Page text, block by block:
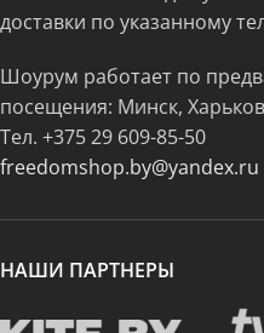
доставки по указанному
Шоурум работает по
посещения: Минск,
Тел. +375 29 609-85-50
freedomshop.by@yandex.ru
НАШИ ПАРТНЕРЫ